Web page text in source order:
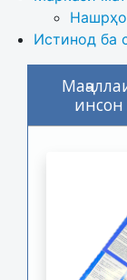
Истинод ба
инсон